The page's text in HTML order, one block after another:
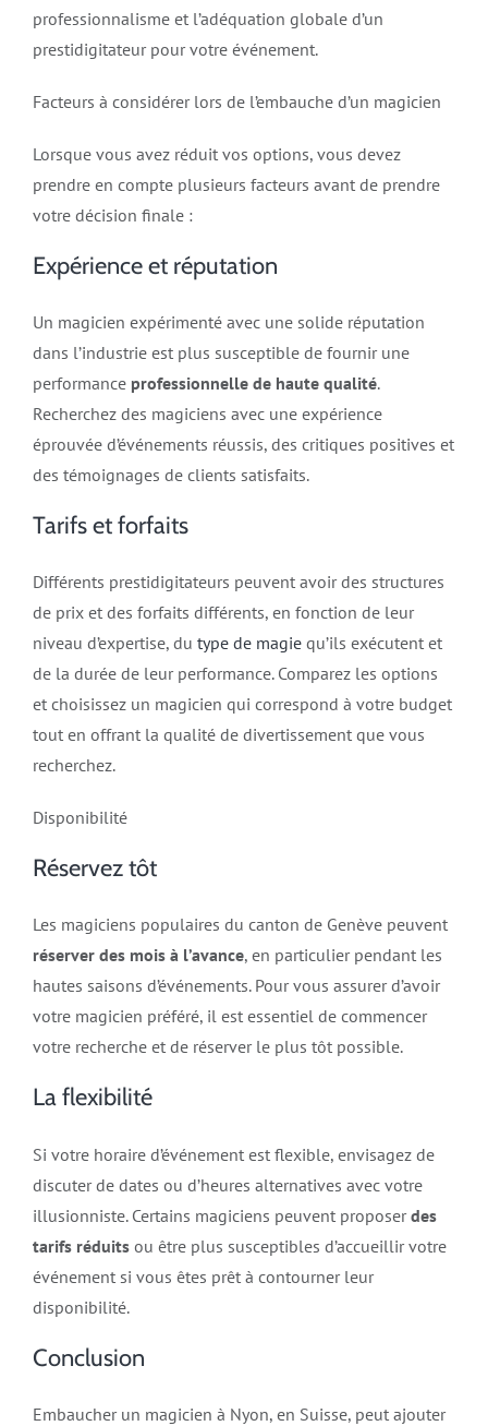
professionnalisme et l’adéquation globale d’un
prestidigitateur pour votre événement.
Facteurs à considérer lors de l’embauche d’un magicien
Lorsque vous avez réduit vos options, vous devez
prendre en compte plusieurs facteurs avant de prendre
votre décision finale :
Expérience et réputation
Un magicien expérimenté avec une solide réputation
dans l’industrie est plus susceptible de fournir une
performance professionnelle de haute qualité.
Recherchez des magiciens avec une expérience
éprouvée d’événements réussis, des critiques positives et
des témoignages de clients satisfaits.
Tarifs et forfaits
Différents prestidigitateurs peuvent avoir des structures
de prix et des forfaits différents, en fonction de leur
niveau d’expertise, du type de magie qu’ils exécutent et
de la durée de leur performance. Comparez les options
et choisissez un magicien qui correspond à votre budget
tout en offrant la qualité de divertissement que vous
recherchez.
Disponibilité
Réservez tôt
Les magiciens populaires du canton de Genève peuvent
réserver des mois à l’avance, en particulier pendant les
hautes saisons d’événements. Pour vous assurer d’avoir
votre magicien préféré, il est essentiel de commencer
votre recherche et de réserver le plus tôt possible.
La flexibilité
Si votre horaire d’événement est flexible, envisagez de
discuter de dates ou d’heures alternatives avec votre
illusionniste. Certains magiciens peuvent proposerdes
tarifs réduits ou être plus susceptibles d’accueillir votre
événement si vous êtes prêt à contourner leur
disponibilité.
Conclusion
Embaucher un magicien à Nyon, en Suisse, peut ajouter